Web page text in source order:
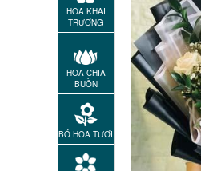
HOA KHAI
TRƯƠNG
HOA CHIA
BUỒN
BÓ HOA TƯƠI